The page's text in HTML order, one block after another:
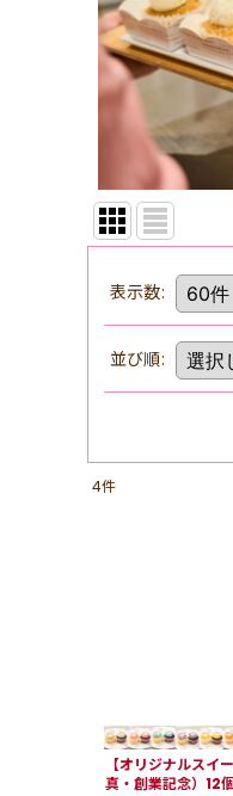
表示数:
並び順:
4件
【オリジナルスイ
真・創業記念）12